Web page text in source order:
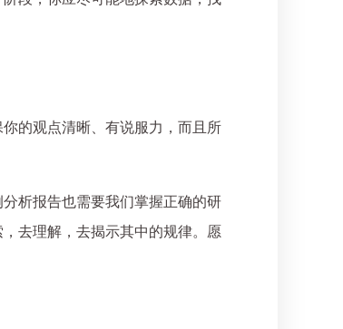
的观点清晰、有说服力，而且所
析报告也需要我们掌握正确的研
去理解，去揭示其中的规律。愿